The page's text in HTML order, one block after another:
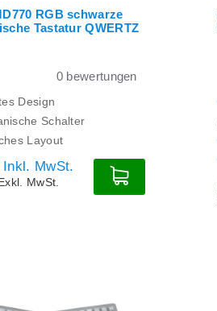
RGB schwarze
Tastatur QWERTZ
0 bewertungen
Design
Schalter
Layout
Inkl. MwSt.
MwSt.